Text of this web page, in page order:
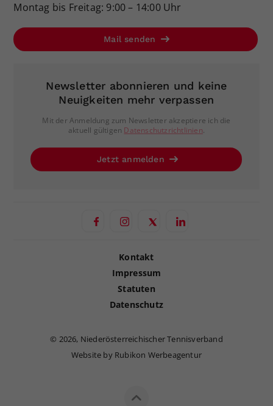
Montag bis Freitag: 9:00 – 14:00 Uhr
Mail senden
Newsletter abonnieren und keine
Neuigkeiten mehr verpassen
Mit der Anmeldung zum Newsletter akzeptiere ich die
aktuell gültigen Datenschutzrichtlinien.
Jetzt anmelden
Kontakt
Impressum
Statuten
Datenschutz
© 2026, Niederösterreichischer Tennisverband
Website by Rubikon Werbeagentur